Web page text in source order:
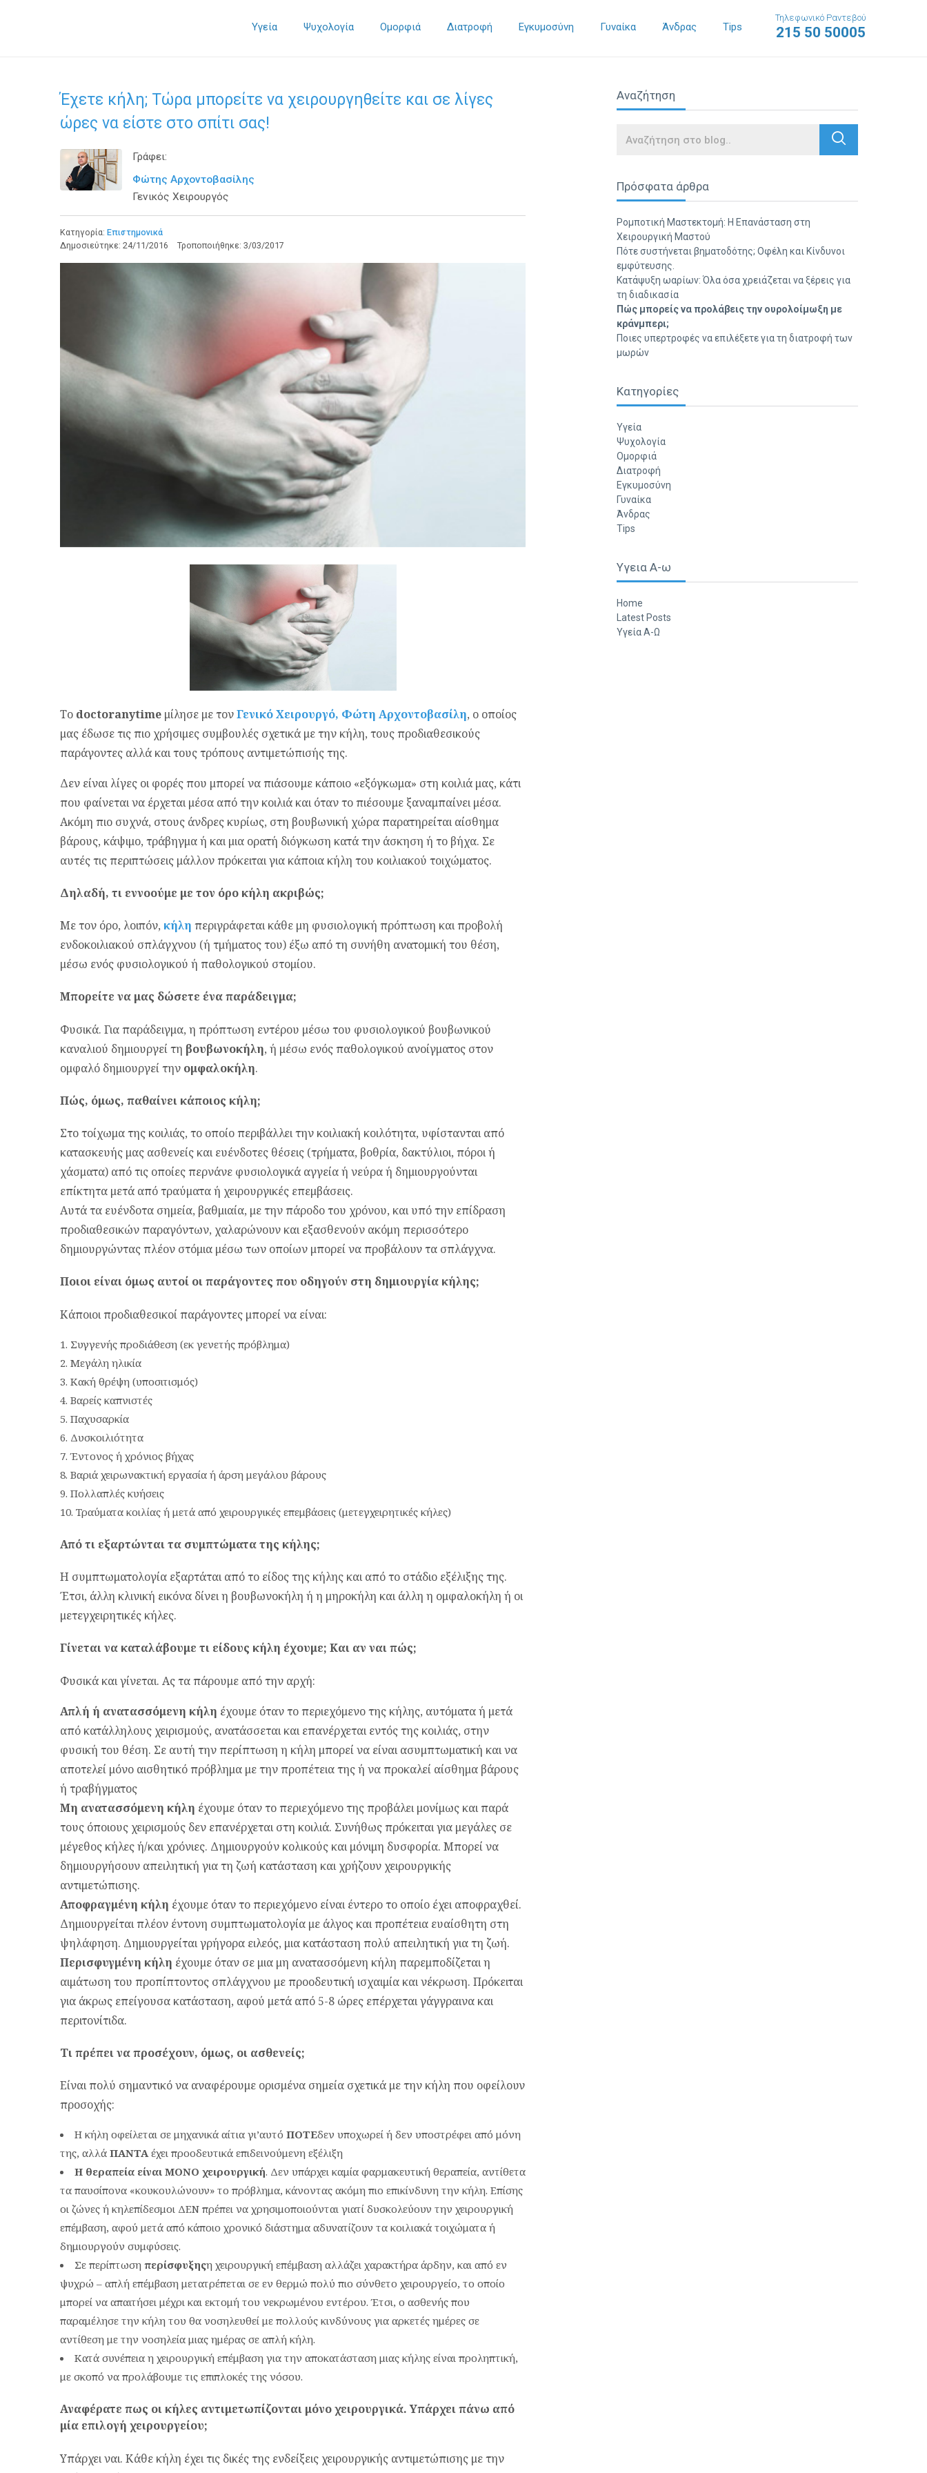
Υγεία Ψυχολογία Ομορφιά Διατροφή Εγκυμοσύνη Γυναίκα Άνδρας Tips
Τηλεφωνικό Ραντεβού
215 50 50005
Έχετε κήλη; Τώρα μπορείτε να χειρουργηθείτε και σε λίγες
ώρες να είστε στο σπίτι σας!
Γράφει:
Φώτης Αρχοντοβασίλης
Γενικός Χειρουργός
Κατηγορία: Επιστημονικά
Δημοσιεύτηκε: 24/11/2016 Τροποποιήθηκε: 3/03/2017
Το doctoranytime μίλησε με τονΓενικό Χειρουργό, Φώτη Αρχοντοβασίλη, ο οποίος
μας έδωσε τις πιο χρήσιμες συμβουλές σχετικά με την κήλη, τους προδιαθεσικούς
παράγοντες αλλά και τους τρόπους αντιμετώπισής της.
Δεν είναι λίγες οι φορές που μπορεί να πιάσουμε κάποιο «εξόγκωμα» στη κοιλιά μας, κάτι
που φαίνεται να έρχεται μέσα από την κοιλιά και όταν το πιέσουμε ξαναμπαίνει μέσα.
Ακόμη πιο συχνά, στους άνδρες κυρίως, στη βουβωνική χώρα παρατηρείται αίσθημα
βάρους, κάψιμο, τράβηγμα ή και μια ορατή διόγκωση κατά την άσκηση ή το βήχα. Σε
αυτές τις περιπτώσεις μάλλον πρόκειται για κάποια κήλη του κοιλιακού τοιχώματος.
Δηλαδή, τι εννοούμε με τον όρο κήλη ακριβώς;
Με τον όρο, λοιπόν, κήλη περιγράφεται κάθε μη φυσιολογική πρόπτωση και προβολή
ενδοκοιλιακού σπλάγχνου (ή τμήματος του) έξω από τη συνήθη ανατομική του θέση,
μέσω ενός φυσιολογικού ή παθολογικού στομίου.
Μπορείτε να μας δώσετε ένα παράδειγμα;
Φυσικά. Για παράδειγμα, η πρόπτωση εντέρου μέσω του φυσιολογικού βουβωνικού
καναλιού δημιουργεί τη βουβωνοκήλη, ή μέσω ενός παθολογικού ανοίγματος στον
ομφαλό δημιουργεί την ομφαλοκήλη.
Πώς, όμως, παθαίνει κάποιος κήλη;
Στο τοίχωμα της κοιλιάς, το οποίο περιβάλλει την κοιλιακή κοιλότητα, υφίστανται από
κατασκευής μας ασθενείς και ευένδοτες θέσεις (τρήματα, βοθρία, δακτύλιοι, πόροι ή
χάσματα) από τις οποίες περνάνε φυσιολογικά αγγεία ή νεύρα ή δημιουργούνται
επίκτητα μετά από τραύματα ή χειρουργικές επεμβάσεις.
Αυτά τα ευένδοτα σημεία, βαθμιαία, με την πάροδο του χρόνου, και υπό την επίδραση
προδιαθεσικών παραγόντων, χαλαρώνουν και εξασθενούν ακόμη περισσότερο
δημιουργώντας πλέον στόμια μέσω των οποίων μπορεί να προβάλουν τα σπλάγχνα.
Ποιοι είναι όμως αυτοί οι παράγοντες που οδηγούν στη δημιουργία κήλης;
Κάποιοι προδιαθεσικοί παράγοντες μπορεί να είναι:
Συγγενής προδιάθεση (εκ γενετής πρόβλημα)
Μεγάλη ηλικία
Κακή θρέψη (υποσιτισμός)
Βαρείς καπνιστές
Παχυσαρκία
Δυσκοιλιότητα
Έντονος ή χρόνιος βήχας
Βαριά χειρωνακτική εργασία ή άρση μεγάλου βάρους
Πολλαπλές κυήσεις
Τραύματα κοιλίας ή μετά από χειρουργικές επεμβάσεις (μετεγχειρητικές κήλες)
Από τι εξαρτώνται τα συμπτώματα της κήλης;
Η συμπτωματολογία εξαρτάται από το είδος της κήλης και από το στάδιο εξέλιξης της.
Έτσι, άλλη κλινική εικόνα δίνει η βουβωνοκήλη ή η μηροκήλη και άλλη η ομφαλοκήλη ή οι
μετεγχειρητικές κήλες.
Γίνεται να καταλάβουμε τι είδους κήλη έχουμε; Και αν ναι πώς;
Φυσικά και γίνεται. Ας τα πάρουμε από την αρχή:
Απλή ή ανατασσόμενη κήλη έχουμε όταν το περιεχόμενο της κήλης, αυτόματα ή μετά
από κατάλληλους χειρισμούς, ανατάσσεται και επανέρχεται εντός της κοιλιάς, στην
φυσική του θέση. Σε αυτή την περίπτωση η κήλη μπορεί να είναι ασυμπτωματική και να
αποτελεί μόνο αισθητικό πρόβλημα με την προπέτεια της ή να προκαλεί αίσθημα βάρους
ή τραβήγματος
Μη ανατασσόμενη κήλη έχουμε όταν το περιεχόμενο της προβάλει μονίμως και παρά
τους όποιους χειρισμούς δεν επανέρχεται στη κοιλιά. Συνήθως πρόκειται για μεγάλες σε
μέγεθος κήλες ή/και χρόνιες. Δημιουργούν κολικούς και μόνιμη δυσφορία. Μπορεί να
δημιουργήσουν απειλητική για τη ζωή κατάσταση και χρήζουν χειρουργικής
αντιμετώπισης.
Αποφραγμένη κήλη έχουμε όταν το περιεχόμενο είναι έντερο το οποίο έχει αποφραχθεί.
Δημιουργείται πλέον έντονη συμπτωματολογία με άλγος και προπέτεια ευαίσθητη στη
ψηλάφηση. Δημιουργείται γρήγορα ειλεός, μια κατάσταση πολύ απειλητική για τη ζωή.
Περισφυγμένη κήλη έχουμε όταν σε μια μη ανατασσόμενη κήλη παρεμποδίζεται η
αιμάτωση του προπίπτοντος σπλάγχνου με προοδευτική ισχαιμία και νέκρωση. Πρόκειται
για άκρως επείγουσα κατάσταση, αφού μετά από 5-8 ώρες επέρχεται γάγγραινα και
περιτονίτιδα.
Τι πρέπει να προσέχουν, όμως, οι ασθενείς;
Είναι πολύ σημαντικό να αναφέρουμε ορισμένα σημεία σχετικά με την κήλη που οφείλουν
προσοχής:
Η κήλη οφείλεται σε μηχανικά αίτια γι’αυτό ΠΟΤΕδεν υποχωρεί ή δεν υποστρέφει από μόνη
της, αλλά ΠΑΝΤΑέχει προοδευτικά επιδεινούμενη εξέλιξη
Η θεραπεία είναι ΜΟΝΟ χειρουργική. Δεν υπάρχει καμία φαρμακευτική θεραπεία, αντίθετα
τα παυσίπονα «κουκουλώνουν» το πρόβλημα, κάνοντας ακόμη πιο επικίνδυνη την κήλη. Επίσης
οι ζώνες ή κηλεπίδεσμοι ΔΕΝ πρέπει να χρησιμοποιούνται γιατί δυσκολεύουν την χειρουργική
επέμβαση, αφού μετά από κάποιο χρονικό διάστημα αδυνατίζουν τα κοιλιακά τοιχώματα ή
δημιουργούν συμφύσεις.
Σε περίπτωση περίσφυξηςη χειρουργική επέμβαση αλλάζει χαρακτήρα άρδην, και από εν
ψυχρώ – απλή επέμβαση μετατρέπεται σε εν θερμώ πολύ πιο σύνθετο χειρουργείο, το οποίο
μπορεί να απαιτήσει μέχρι και εκτομή του νεκρωμένου εντέρου. Έτσι, ο ασθενής που
παραμέλησε την κήλη του θα νοσηλευθεί με πολλούς κινδύνους για αρκετές ημέρες σε
αντίθεση με την νοσηλεία μιας ημέρας σε απλή κήλη.
Κατά συνέπεια η χειρουργική επέμβαση για την αποκατάσταση μιας κήλης είναι προληπτική,
με σκοπό να προλάβουμε τις επιπλοκές της νόσου.
Αναφέρατε πως οι κήλες αντιμετωπίζονται μόνο χειρουργικά. Υπάρχει πάνω από
μία επιλογή χειρουργείου;
Υπάρχει ναι. Κάθε κήλη έχει τις δικές της ενδείξεις χειρουργικής αντιμετώπισης με την
Αναζήτηση
Search
Πρόσφατα άρθρα
Ρομποτική Μαστεκτομή: Η Επανάσταση στη
Χειρουργική Μαστού
Πότε συστήνεται βηματοδότης; Οφέλη και Κίνδυνοι
εμφύτευσης.
Κατάψυξη ωαρίων: Όλα όσα χρειάζεται να ξέρεις για
τη διαδικασία
Πώς μπορείς να προλάβεις την ουρολοίμωξη με
κράνμπερι;
Ποιες υπερτροφές να επιλέξετε για τη διατροφή των
μωρών
Κατηγορίες
Υγεία
Ψυχολογία
Ομορφιά
Διατροφή
Εγκυμοσύνη
Γυναίκα
Άνδρας
Tips
Υγεια Α-ω
Home
Latest Posts
Υγεία Α-Ω